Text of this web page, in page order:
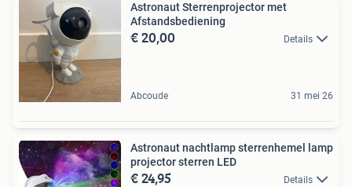
Astronaut Sterrenprojector met
Afstandsbediening
€ 20,00 Details
Abcoude 31 mei 26
Astronaut nachtlamp sterrenhemel lamp
projector sterren LED
€ 24,95 Details